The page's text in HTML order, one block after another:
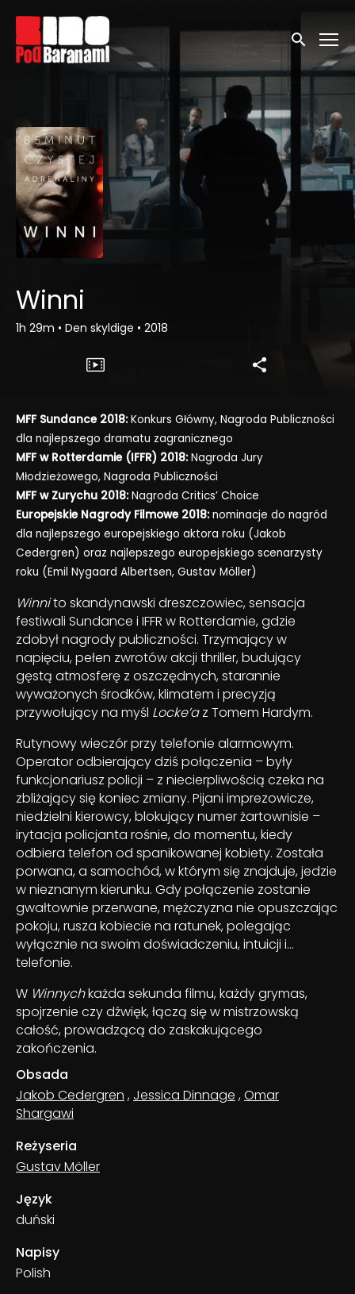
Linki ułatwień dostępu
Wyszukaj
Winni
1h 29m • Den skyldige • 2018
MFF Sundance 2018: Konkurs Główny, Nagroda Publiczności
dla najlepszego dramatu zagranicznego
MFF w Rotterdamie (IFFR) 2018: Nagroda Jury
Młodzieżowego, Nagroda Publiczności
MFF w Zurychu 2018: Nagroda Critics’ Choice
Europejskie Nagrody Filmowe 2018: nominacje do nagród
dla najlepszego europejskiego aktora roku (Jakob
Cedergren) oraz najlepszego europejskiego scenarzysty
roku (Emil Nygaard Albertsen, Gustav Möller)
Winnito skandynawski dreszczowiec, sensacja
festiwali Sundance i IFFR w Rotterdamie, gdzie
zdobył nagrody publiczności. Trzymający w
napięciu, pełen zwrotów akcji thriller, budujący
gęstą atmosferę z oszczędnych, starannie
wyważonych środków, klimatem i precyzją
przywołujący na myśl Locke’az Tomem Hardym.
Rutynowy wieczór przy telefonie alarmowym.
Operator odbierający dziś połączenia – były
funkcjonariusz policji – z niecierpliwością czeka na
zbliżający się koniec zmiany. Pijani imprezowicze,
niedzielni kierowcy, blokujący numer żartownisie –
irytacja policjanta rośnie, do momentu, kiedy
odbiera telefon od spanikowanej kobiety. Została
porwana, a samochód, w którym się znajduje, jedzie
w nieznanym kierunku. Gdy połączenie zostanie
gwałtownie przerwane, mężczyzna nie opuszczając
pokoju, rusza kobiecie na ratunek, polegając
wyłącznie na swoim doświadczeniu, intuicji i…
telefonie.
W Winnychkażda sekunda filmu, każdy grymas,
spojrzenie czy dźwięk, łączą się w mistrzowską
całość, prowadzącą do zaskakującego
zakończenia.
Obsada
Jakob Cedergren , Jessica Dinnage ,Omar
Shargawi
Reżyseria
Gustav Möller
Język
duński
Napisy
Polish